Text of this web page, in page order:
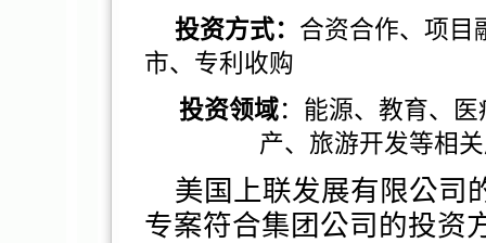
投资方式： 合资合作、项目
市、专利收购
投资领域： 能源、教育、
产、旅游开发等相
美国上联发展有限公司
专案符合集团公司的投资